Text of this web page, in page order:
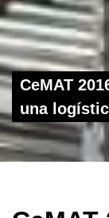
CeMAT
una